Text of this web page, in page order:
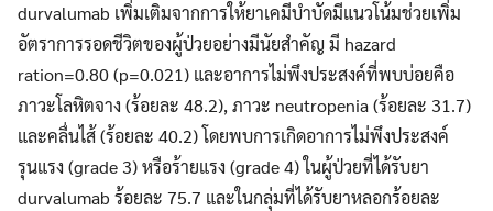
Search
for:
Search
durvalumab เพิ่มเติมจากการให้ยาเคมีบำบัดมีแนวโน้มช่วยเพิ่ม
อัตราการรอดชีวิตของผู้ป่วยอย่างมีนัยสำคัญ มี hazard
ration=0.80 (p=0.021) และอาการไม่พึงประสงค์ที่พบบ่อยคือ
ภาวะโลหิตจาง (ร้อยละ 48.2), ภาวะ neutropenia (ร้อยละ 31.7)
และคลื่นไส้ (ร้อยละ 40.2) โดยพบการเกิดอาการไม่พึงประสงค์
รุนแรง (grade 3) หรือร้ายแรง (grade 4) ในผู้ป่วยที่ได้รับยา
durvalumab ร้อยละ 75.7 และในกลุ่มที่ได้รับยาหลอกร้อยละ